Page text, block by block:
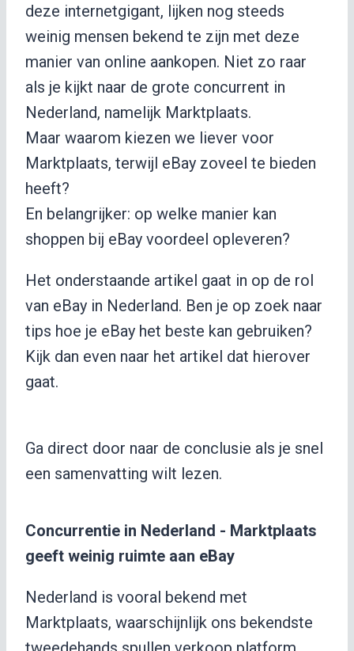
deze internetgigant, lijken nog steeds
weinig mensen bekend te zijn met deze
manier van online aankopen. Niet zo raar
als je kijkt naar de grote concurrent in
Nederland, namelijk Marktplaats.
Maar waarom kiezen we liever voor
Marktplaats, terwijl eBay zoveel te bieden
heeft?
En belangrijker: op welke manier kan
shoppen bij eBay voordeel opleveren?
Het onderstaande artikel gaat in op de rol
van eBay in Nederland. Ben je op zoek naar
tips hoe je eBay het beste kan gebruiken?
Kijk dan even naar het artikel dat hierover
gaat.
Ga direct door naar de conclusie als je snel
een samenvatting wilt lezen.
Concurrentie in Nederland - Marktplaats
geeft weinig ruimte aan eBay
Nederland is vooral bekend met
Marktplaats, waarschijnlijk ons bekendste